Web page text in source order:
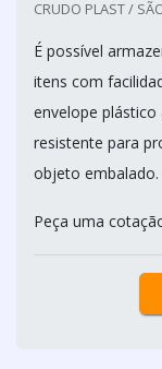
CRUDO PLAST /
É possível
itens com
envelope
resistente para
objeto embalado.
Peça uma